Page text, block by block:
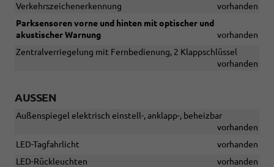
Verkehrszeichenerkennung
vorhanden
Parksensoren vorne und hinten mit optischer und
akustischer Warnung
vorhanden
Zentralverriegelung mit Fernbedienung, 2 Klappschlüssel
vorhanden
AUSSEN
Außenspiegel elektrisch einstell-, anklapp-, beheizbar
vorhanden
LED-Tagfahrlicht
vorhanden
LED-Rückleuchten
vorhanden